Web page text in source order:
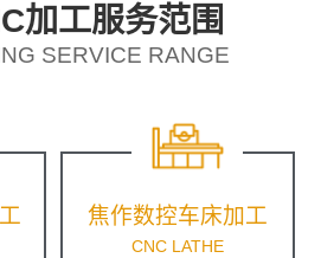
加工服务范围
SERVICE RANGE
焦作数控车床加工
CNC LATHE